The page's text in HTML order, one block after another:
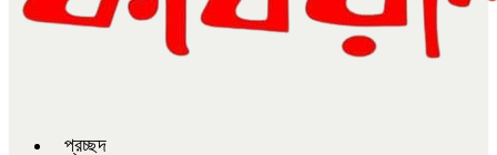
প্রচ্ছদ